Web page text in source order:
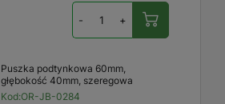
- +
Puszka podtynkowa 60mm,
głębokość 40mm, szeregowa
Kod:OR-JB-0284